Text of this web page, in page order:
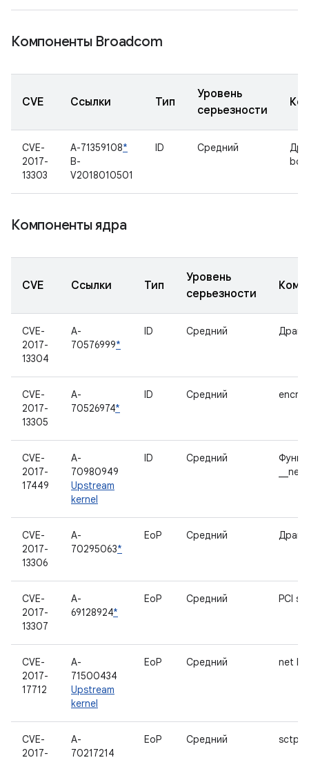
Компоненты Broadcom
CVE Ссылки Тип
Уровень
серьезности
CVE-
2017-
13303
A-71359108*
B-
V2018010501
ID Средний
Компоненты ядра
CVE Ссылки Тип
Уровень
серьезности
CVE-
2017-
13304
A-
70576999*
ID Средний
CVE-
2017-
13305
A-
70526974*
ID Средний
CVE-
2017-
17449
A-
70980949
Upstream
kernel
ID Средний
CVE-
2017-
13306
A-
70295063*
EoP Средний
CVE-
2017-
13307
A-
69128924*
EoP Средний PCI
CVE-
2017-
17712
A-
71500434
Upstream
kernel
EoP Средний net
CVE-
2017-
A-
70217214
EoP Средний sctp